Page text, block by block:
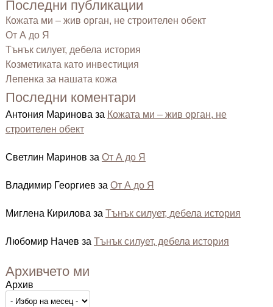
Последни публикации
Кожата ми – жив орган, не строителен обект
От А до Я
Тънък силует, дебела история
Козметиката като инвестиция
Лепенка за нашата кожа
Последни коментари
Антония Маринова за Кожата ми – жив орган, не
строителен обект
Светлин Маринов за От А до Я
Владимир Георгиев за От А до Я
Миглена Кирилова за Тънък силует, дебела история
Любомир Начев за Тънък силует, дебела история
Архивчето ми
Архив